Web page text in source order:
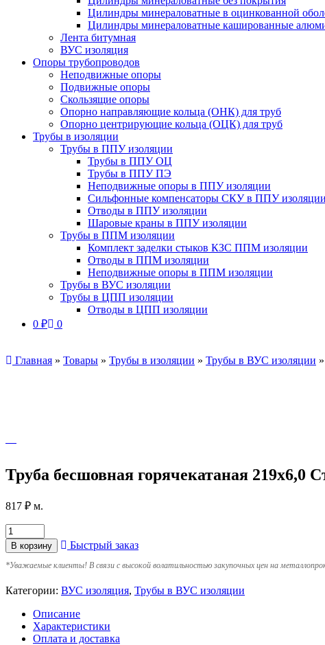
Цилиндры минераловатные в оцинкованной
Цилиндры минераловатные кашированные
Лента битумная
ВУС изоляция
Опоры трубопроводов
Неподвижные опоры
Подвижные опоры
Скользящие опоры
Опорно направляющие кольца (ОНК) для труб
Опорно центрирующие кольца (ОЦК) для труб
Трубы в изоляции
Трубы в ППУ изоляции
Трубы в ППУ ОЦ
Трубы в ППУ ПЭ
Неподвижные опоры в ППУ изоляции
Сильфонные компенсаторы СКУ в ППУ изоляции
Отводы в ППУ изоляции
Шаровые краны в ППУ изоляции
Трубы в ППМ изоляции
Комплект заделки стыков КЗС ППМ изоляции
Отводы в ППМ изоляции
Неподвижные опоры в ППМ изоляции
Трубы в ВУС изоляции
Трубы в ЦПП изоляции
Отводы в ЦПП изоляции
0 ₽ 0
Главная » Товары » Трубы в изоляции » Трубы в ВУС изоляции »
Труба бесшовная горячекатаная 219х6,0
817 ₽ м.
В корзину Быстрый заказ
*Уважаемые клиенты! В связи с высокой волатильностью закупочных цен на
Категории: ВУС изоляция, Трубы в ВУС изоляции
Описание
Характеристики
Оплата и доставка